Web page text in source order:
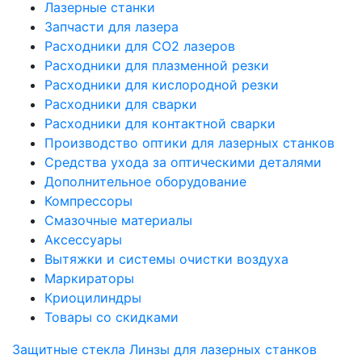
Лазерные станки
Запчасти для лазера
Расходники для СО2 лазеров
Расходники для плазменной резки
Расходники для кислородной резки
Расходники для сварки
Расходники для контактной сварки
Производство оптики для лазерных станков
Средства ухода за оптическими деталями
Дополнительное оборудование
Компрессоры
Смазочные материалы
Аксессуары
Вытяжки и системы очистки воздуха
Маркираторы
Криоцилиндры
Товары со скидками
Защитные стекла Линзы для лазерных станков